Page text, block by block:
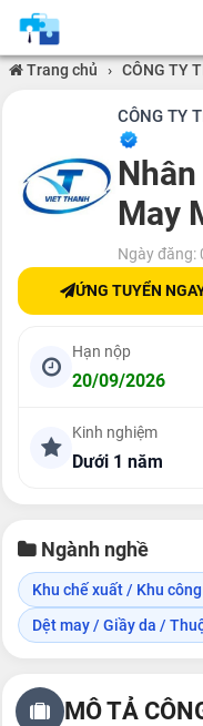
Trang chủ › CÔNG TY
CÔNG TY
May
Ngày
ỨNG TUYỂN
Hạn nộp
20/09/2026
Kinh nghiệm
Dưới 1 năm
Ngành nghề
Khu chế xuất / Khu
Dệt may / Giầy da /
MÔ TẢ